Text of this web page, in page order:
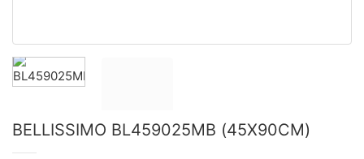
BELLISSIMO BL459025MB (45X90CM)